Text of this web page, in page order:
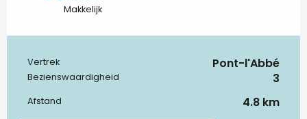
Makkelijk
Praktische informatie
Vertrek Pont-l'Abbé
Bezienswaardigheid 3
Afstand 4.8 km